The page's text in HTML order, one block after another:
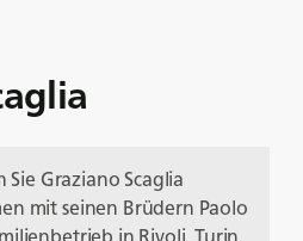
Sie Graziano Scaglia
mit seinen Brüdern Paolo
in Rivoli, Turin,